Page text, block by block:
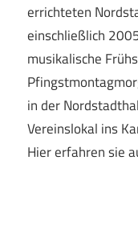
errichteten
einschließlich
musikalische
in der
Vereinslokal ins
Hier erfahren sie